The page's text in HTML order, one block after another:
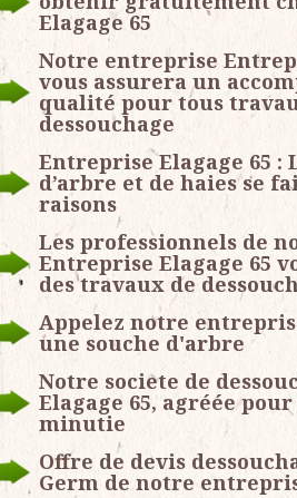
Elagage 65
Notre entreprise
vous assurera un
qualité pour tous
dessouchage
Entreprise Elagage 65 :
d’arbre et de haies se
raisons
Les professionnels de
Entreprise Elagage 65
des travaux de
Appelez notre
une souche d'arbre
Notre societe de
Elagage 65, agréée
minutie
Offre de devis
Germ de notre